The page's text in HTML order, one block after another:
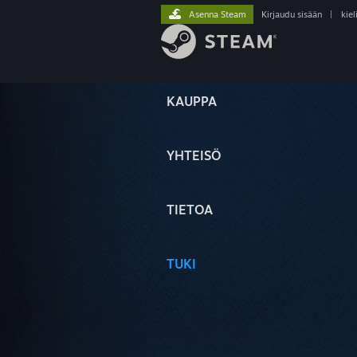
KAUPPA
YHTEISÖ
TIETOA
TUKI
Asenna Steam Kirjaudu sisään kieli